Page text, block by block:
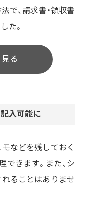
で、請求書・領収書
た。
る
記入可能に
などを残しておく
できます。また、シ
ることはありませ